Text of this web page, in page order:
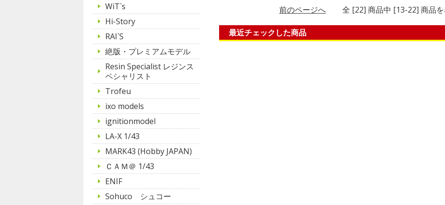
前のページへ 全 [22] 商品中 [13-22] 商品
最近チェックした商品
WiT`s
Hi-Story
RAI`S
絶版・プレミアムモデル
Resin Specialist レジンス
ペシャリスト
Trofeu
ixo models
ignitionmodel
LA-X 1/43
MARK43 (Hobby JAPAN)
ＣＡＭ＠ 1/43
ENIF
Sohuco シュコー